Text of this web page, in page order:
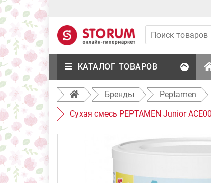
КАТАЛОГ ТОВАРОВ
Бренды
Peptamen
Сухая смесь PEPTAMEN Junior